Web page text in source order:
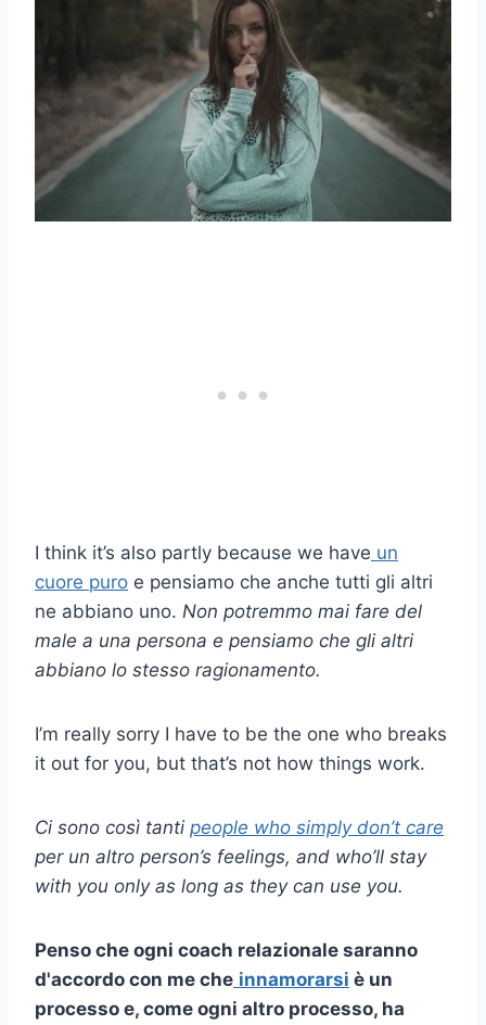
I think it’s also partly because we have un
cuore puro e pensiamo che anche tutti gli altri
ne abbiano uno. Non potremmo mai fare del
male a una persona e pensiamo che gli altri
abbiano lo stesso ragionamento.
I’m really sorry I have to be the one who breaks
it out for you, but that’s not how things work.
Ci sono così tanti people who simply don’t care
per un altro person’s feelings, and who’ll stay
with you only as long as they can use you.
Penso che ogni coach relazionale saranno
d'accordo con me che innamorarsi è un
processo e, come ogni altro processo, ha